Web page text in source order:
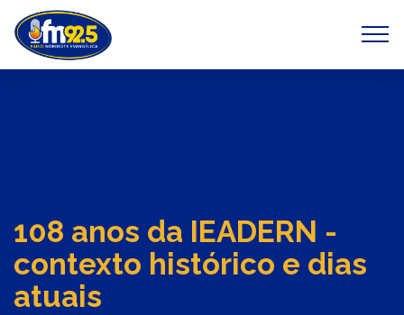
Previous Next
108 anos da IEADERN -
contexto histórico e dias
atuais